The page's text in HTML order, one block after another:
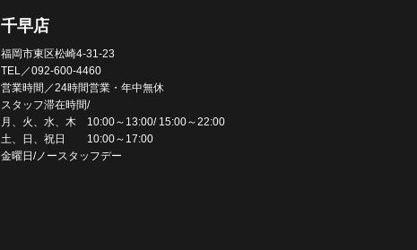
千早店
福岡市東区松崎4-31-23
TEL／092-600-4460
営業時間／24時間営業・年中無休
スタッフ滞在時間/
月、火、水、木 10:00～13:00/ 15:00～22:00
土、日、祝日 10:00～17:00
金曜日/ノースタッフデー